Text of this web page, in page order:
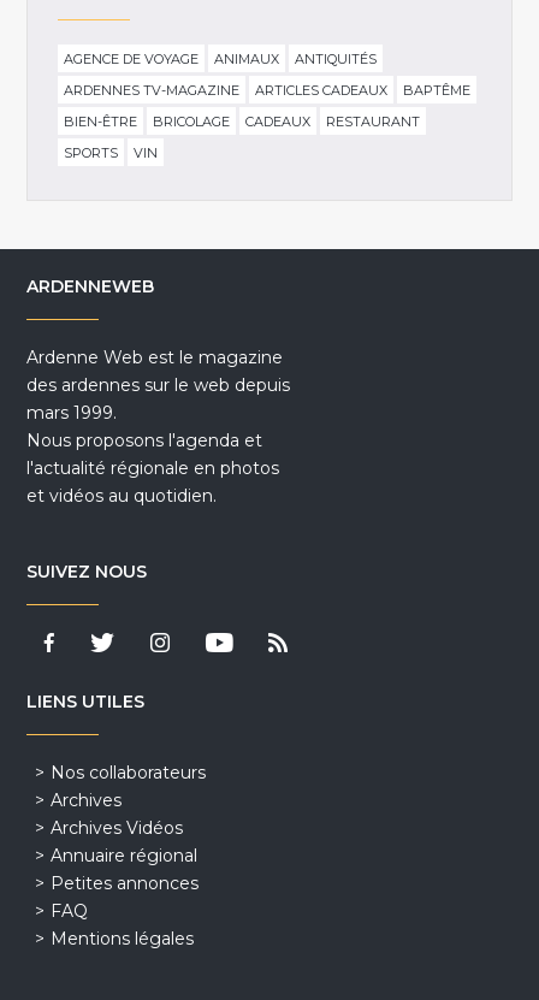
AGENCE DE VOYAGE ANIMAUX
ANTIQUITÉS
ARDENNES TV-MAGAZINE
ARTICLES CADEAUX
BAPTÊME
BIEN-ÊTRE
BRICOLAGE CADEAUX
RESTAURANT
SPORTS
VIN
ARDENNEWEB
Ardenne Web est le magazine
des ardennes sur le web depuis
mars 1999.
Nous proposons l'agenda et
l'actualité régionale en photos
et vidéos au quotidien.
SUIVEZ NOUS
LIENS UTILES
Nos collaborateurs
Archives
Archives Vidéos
Annuaire régional
Petites annonces
FAQ
Mentions légales